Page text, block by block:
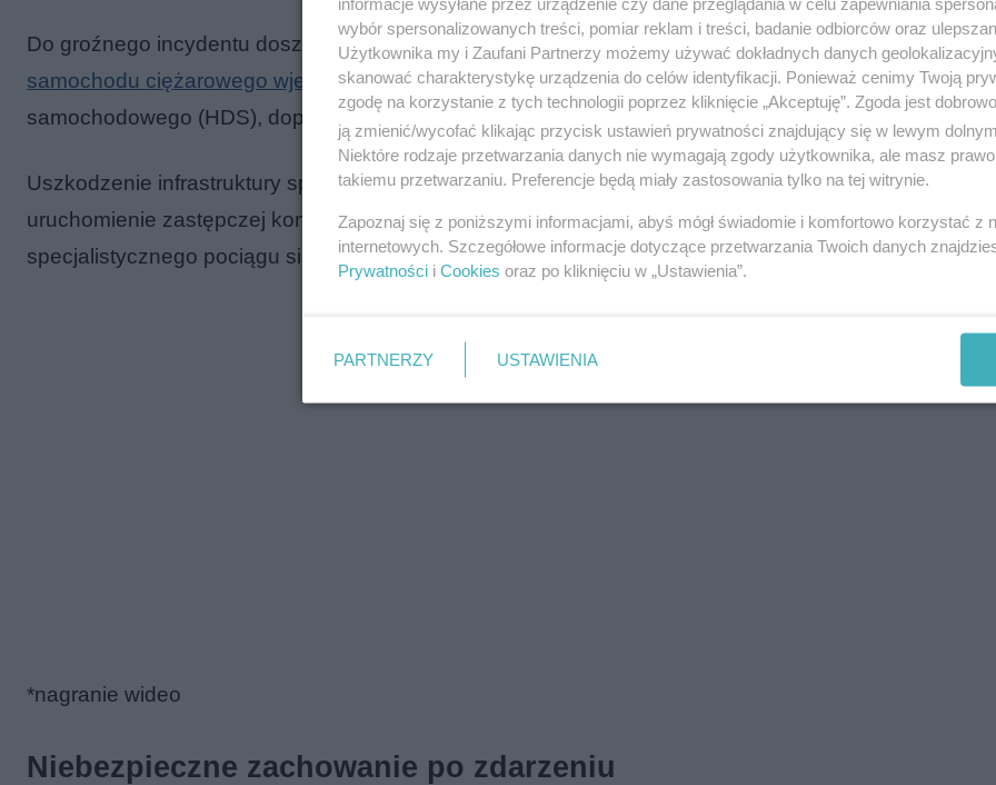
Do groźnego incydentu doszło 26 maja na przejeździe kolejowo-drogowym kategorii A w Giżycku.
samochodu ciężarowego wjechał na przejazdz podniesionym wysięgnikiem hydraulicznego dźwigu
samochodowego (HDS), doprowadzając do zerwania sieci trakcyjnej.
Uszkodzenie infrastruktury spowodowało natychmiastowe wstrzymanie ruchu kolejowego. Konieczne
uruchomienie zastępczej komunikacji autobusowej dla podróżnych oraz skierowanie na miejsce
specjalistycznego pociągu sieciowego, który prowadził prace naprawcze.
*nagranie wideo
Niebezpieczne zachowanie po zdarzeniu
wybór spersonalizowanych treści, pomiar reklam i treści, badanie odbiorców oraz
Użytkownika my i Zaufani Partnerzy możemy używać dokładnych danych
skanować charakterystykę urządzenia do celów identyfikacji. Ponieważ cenimy Twoją
zgodę na korzystanie z tych technologii poprzez kliknięcie „Akceptuję”. Zgoda jest
ją zmienić/wycofać klikając przycisk ustawień prywatności znajdujący się w lewym
Niektóre rodzaje przetwarzania danych nie wymagają zgody użytkownika, ale masz
takiemu przetwarzaniu. Preferencje będą miały zastosowania tylko na tej witrynie.
Zapoznaj się z poniższymi informacjami, abyś mógł świadomie i komfortowo korzystać z
internetowych. Szczegółowe informacje dotyczące przetwarzania Twoich danych
Prywatności i Cookies oraz po kliknięciu w „Ustawienia”.
PARTNERZY USTAWIENIA